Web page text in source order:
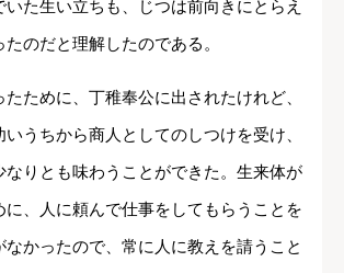
た生い立ちも、じつは前向きにとらえ
のだと理解したのである。
たために、丁稚奉公に出されたけれど、
うちから商人としてのしつけを受け、
なりとも味わうことができた。生来体が
に、人に頼んで仕事をしてもらうことを
なかったので、常に人に教えを請うこと